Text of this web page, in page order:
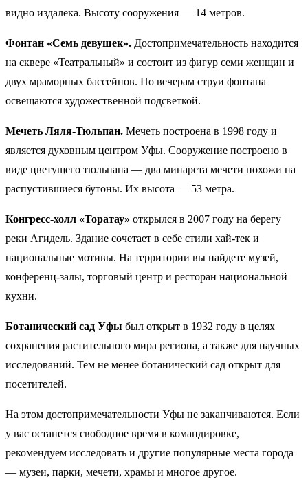
видно издалека. Высоту сооружения — 14 метров.
Фонтан «Семь девушек». Достопримечательность находится
на сквере «Театральный» и состоит из фигур семи женщин и
двух мраморных бассейнов. По вечерам струи фонтана
освещаются художественной подсветкой.
Мечеть Ляля-Тюльпан. Мечеть построена в 1998 году и
является духовным центром Уфы. Сооружение построено в
виде цветущего тюльпана — два минарета мечети похожи на
распустившиеся бутоны. Их высота — 53 метра.
Конгресс-холл «Торатау» открылся в 2007 году на берегу
реки Агидель. Здание сочетает в себе стили хай-тек и
национальные мотивы. На территории вы найдете музей,
конференц-залы, торговый центр и ресторан национальной
кухни.
Ботанический сад Уфы был открыт в 1932 году в целях
сохранения растительного мира региона, а также для научных
исследований. Тем не менее ботанический сад открыт для
посетителей.
На этом достопримечательности Уфы не заканчиваются. Если
у вас останется свободное время в командировке,
рекомендуем исследовать и другие популярные места города
— музеи, парки, мечети, храмы и многое другое.